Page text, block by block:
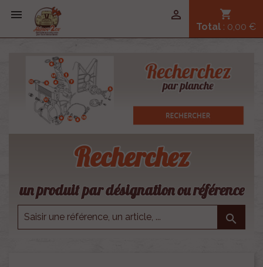
 shopping_cart
Total : 0,00 €

Recherchez
un produit par désignation ou référence
